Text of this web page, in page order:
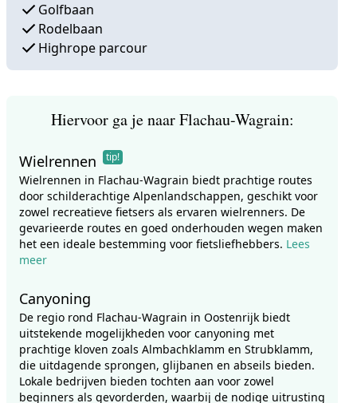
Golfbaan
Rodelbaan
Highrope parcour
Hiervoor ga je naar Flachau-Wagrain:
Wielrennen tip!
Wielrennen in Flachau-Wagrain biedt prachtige routes
door schilderachtige Alpenlandschappen, geschikt voor
zowel recreatieve fietsers als ervaren wielrenners. De
gevarieerde routes en goed onderhouden wegen maken
het een ideale bestemming voor fietsliefhebbers. Lees
meer
Canyoning
De regio rond Flachau-Wagrain in Oostenrijk biedt
uitstekende mogelijkheden voor canyoning met
prachtige kloven zoals Almbachklamm en Strubklamm,
die uitdagende sprongen, glijbanen en abseils bieden.
Lokale bedrijven bieden tochten aan voor zowel
beginners als gevorderden, waarbij de nodige uitrusting